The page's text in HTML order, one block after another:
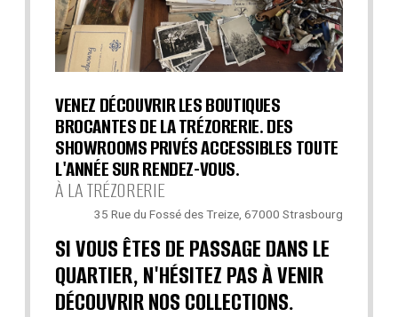
VENEZ DÉCOUVRIR LES BOUTIQUES
BROCANTES DE LA TRÉZORERIE. DES
SHOWROOMS PRIVÉS ACCESSIBLES TOUTE
L'ANNÉE SUR RENDEZ-VOUS.
À LA TRÉZORERIE
35 Rue du Fossé des Treize, 67000 Strasbourg
SI VOUS ÊTES DE PASSAGE DANS LE
QUARTIER, N'HÉSITEZ PAS À VENIR
DÉCOUVRIR NOS COLLECTIONS.